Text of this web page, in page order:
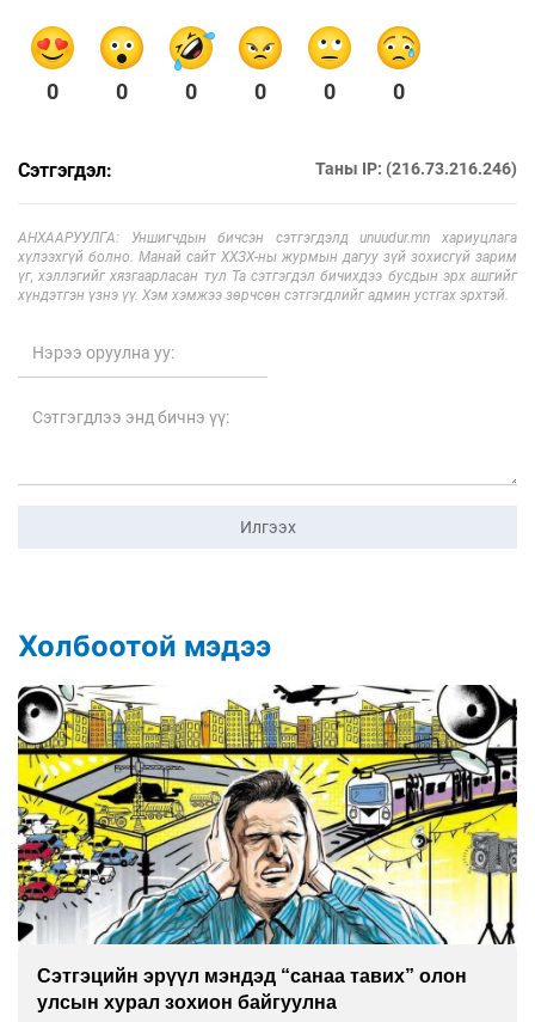
0 0 0 0 0 0
Сэтгэгдэл: Таны IP: (216.73.216.246)
АНХААРУУЛГА: Уншигчдын бичсэн сэтгэгдэлд unuudur.mn хариуцлага
хүлээхгүй болно. Манай сайт ХХЗХ-ны журмын дагуу зүй зохисгүй зарим
үг, хэллэгийг хязгаарласан тул Та сэтгэгдэл бичихдээ бусдын эрх ашгийг
хүндэтгэн үзнэ үү. Хэм хэмжээ зөрчсөн сэтгэгдлийг админ устгах эрхтэй.
Илгээх
Холбоотой мэдээ
Сэтгэцийн эрүүл мэндэд “санаа тавих” олон
улсын хурал зохион байгуулна